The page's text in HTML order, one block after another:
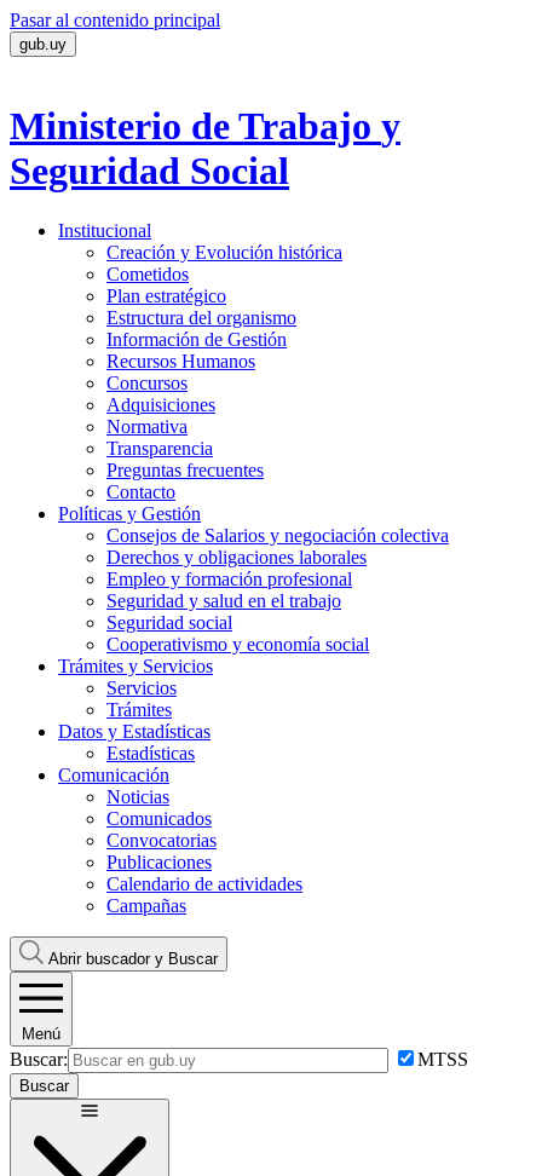
Pasar al contenido principal
gub.uy
Ministerio de Trabajo y
Seguridad Social
Institucional
Creación y Evolución histórica
Cometidos
Plan estratégico
Estructura del organismo
Información de Gestión
Recursos Humanos
Concursos
Adquisiciones
Normativa
Transparencia
Preguntas frecuentes
Contacto
Políticas y Gestión
Consejos de Salarios y negociación colectiva
Derechos y obligaciones laborales
Empleo y formación profesional
Seguridad y salud en el trabajo
Seguridad social
Cooperativismo y economía social
Trámites y Servicios
Servicios
Trámites
Datos y Estadísticas
Estadísticas
Comunicación
Noticias
Comunicados
Convocatorias
Publicaciones
Calendario de actividades
Campañas
Abrir buscador y Buscar
Menú
Buscar: MTSS
Buscar